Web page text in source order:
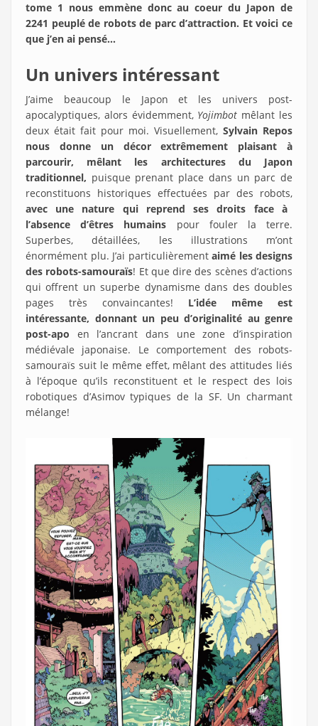
tome 1 nous emmène donc au coeur du Japon de
2241 peuplé de robots de parc d’attraction. Et voici ce
que j’en ai pensé…
Un univers intéressant
J’aime beaucoup le Japon et les univers post-
apocalyptiques, alors évidemment, Yojimbot mêlant les
deux était fait pour moi. Visuellement, Sylvain Repos
nous donne un décor extrêmement plaisant à
parcourir, mêlant les architectures du Japon
traditionnel, puisque prenant place dans un parc de
reconstituons historiques effectuées par des robots,
avec une nature qui reprend ses droits face à
l’absence d’êtres humains pour fouler la terre.
Superbes, détaillées, les illustrations m’ont
énormément plu. J’ai particulièrement aimé les designs
des robots-samouraïs! Et que dire des scènes d’actions
qui offrent un superbe dynamisme dans des doubles
pages très convaincantes! L’idée même est
intéressante, donnant un peu d’originalité au genre
post-apo en l’ancrant dans une zone d’inspiration
médiévale japonaise. Le comportement des robots-
samouraïs suit le même effet, mêlant des attitudes liés
à l’époque qu’ils reconstituent et le respect des lois
robotiques d’Asimov typiques de la SF. Un charmant
mélange!